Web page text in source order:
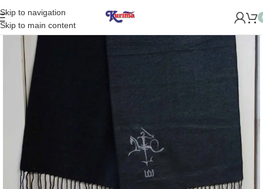
Skip to navigation
Skip to main content
NAUJĄ PARDUOTUVĘ ŽVĖRYNE (SĖLIŲ G. 29